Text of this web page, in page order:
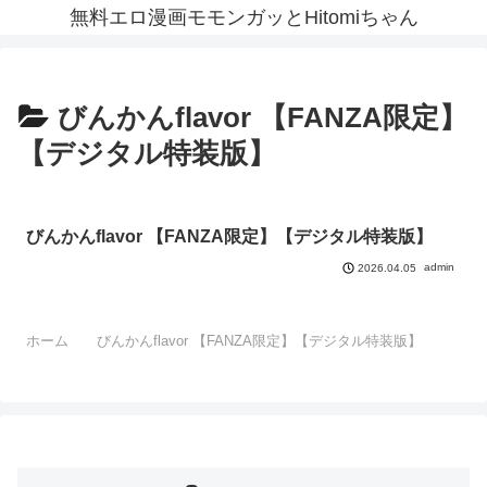
無料エロ漫画モモンガッとHitomiちゃん
びんかんflavor 【FANZA限定】
【デジタル特装版】
びんかんflavor 【FANZA限定】【デジタル特装版】
2026.04.05 admin
ホーム びんかんflavor 【FANZA限定】【デジタル特装版】